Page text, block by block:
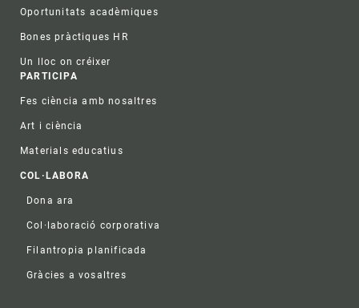
Oportunitats acadèmiques
Bones pràctiques HR
Un lloc on créixer
PARTICIPA
Fes ciència amb nosaltres
Art i ciència
Materials educatius
COL·LABORA
Dona ara
Col·laboració corporativa
Filantropia planificada
Gràcies a vosaltres